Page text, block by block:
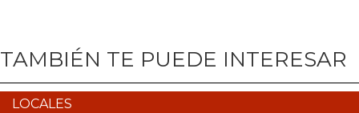
TAMBIÉN TE PUEDE INTERESAR
LOCALES